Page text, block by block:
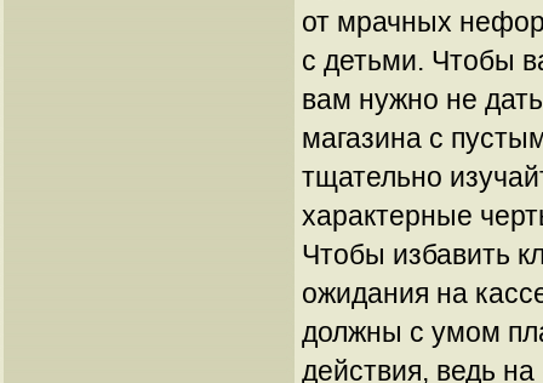
от мрачных
с детьми. Чтобы
вам нужно не
магазина с
тщательно
характерные
Чтобы избавить
ожидания на
должны с умом
действия, ведь